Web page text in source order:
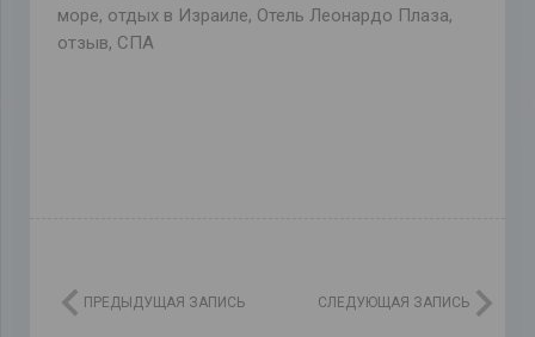
море, отдых в Израиле, Отель Леонардо Плаза,
отзыв, СПА
ПРЕДЫДУЩАЯ ЗАПИСЬ СЛЕДУЮЩАЯ ЗАПИСЬ